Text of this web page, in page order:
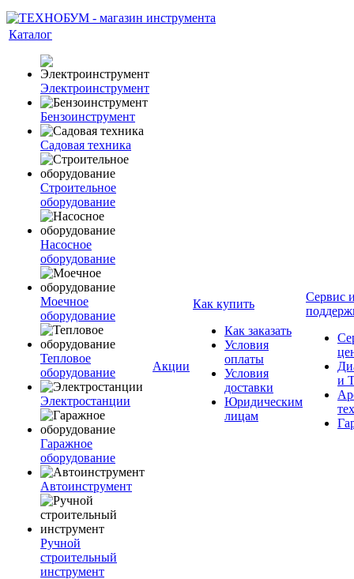
Каталог
Электроинструмент
Бензоинструмент
Садовая техника
Строительное
оборудование
Насосное
оборудование
Моечное
оборудование
Тепловое
оборудование
Электростанции
Гаражное
оборудование
Автоинструмент
Ручной
строительный
инструмент
Акции
Как купить
Как заказать
Условия
оплаты
Условия
доставки
Юридическим
лицам
Сервис
и